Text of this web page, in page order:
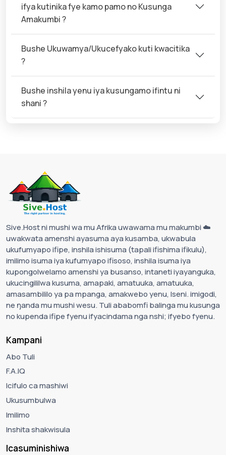
ifya kutinika fye kamo pamo no Kusunga
Amakumbi ?
Bushe Ukuwamya/Ukucefyako kuti kwacitika
?
Bushe inshila yenu iya kusungamo ifintu ni
shani ?
Sive.Host ni mushi wa mu Afrika uwawama mu makumbi ☁️
uwakwata amenshi ayasuma aya kusamba, ukwabula
ukufumyapo ifipe, inshila ishisuma (tapali ifishima ifikulu),
imilimo isuma iya kufumyapo ifisoso, inshila isuma iya
kupongolwelamo amenshi ya busanso, intaneti iyayanguka,
ukucingililwa kusuma, amapaki, amatuuka, amatuuka,
amasambililo ya pa mpanga, amakwebo yenu, Iseni. imigodi,
ne ŋanda mu mushi wesu. Tuli ababomfi balinga mu kusunga
no kupenda ifipe fyenu ifyacindama nga nshi; ifyebo fyenu.
Kampani
Abo Tuli
F.A.IQ
Icifulo ca mashiwi
Ukusumbulwa
Imilimo
Inshita shakwisula
Icasuminishiwa